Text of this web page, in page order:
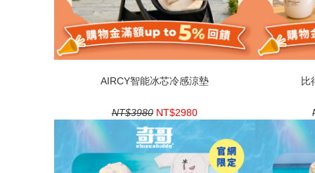
AIRCY智能冰芯冷感涼墊
NT$3980 NT$2980
比